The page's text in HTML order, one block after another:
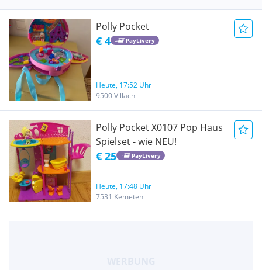
Polly Pocket
€ 4 PayLivery
Heute, 17:52 Uhr
9500 Villach
Polly Pocket X0107 Pop Haus
Spielset - wie NEU!
€ 25 PayLivery
Heute, 17:48 Uhr
7531 Kemeten